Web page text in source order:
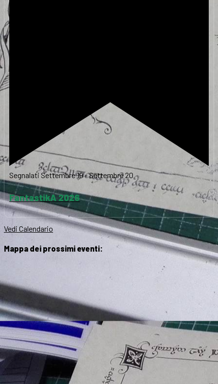
Segnalati Settembre 19-Settembre 20
FantastikA 2026
Vedi Calendario
Mappa dei prossimi eventi: